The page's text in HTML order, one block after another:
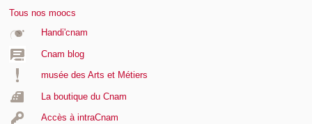
Tous nos moocs
Handi'cnam
Cnam blog
musée des Arts et Métiers
La boutique du Cnam
Accès à intraCnam